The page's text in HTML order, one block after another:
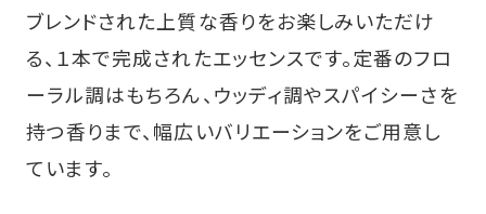
ブレンドされた上質な香りをお楽しみいただけ
る、１本で完成されたエッセンスです。定番のフロ
ーラル調はもちろん、ウッディ調やスパイシーさを
持つ香りまで、幅広いバリエーションをご用意し
ています。